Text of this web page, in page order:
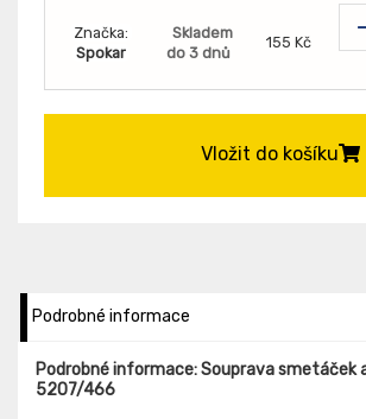
Značka:
Spokar
Skladem
do 3 dnů
155 Kč
Vložit do košíku
Podrobné informace
Podrobné informace: Souprava smetáček
5207/466